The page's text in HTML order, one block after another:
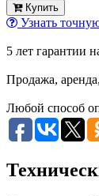
Купить
Узнать
5 лет гарантии
Продажа,
Любой способ